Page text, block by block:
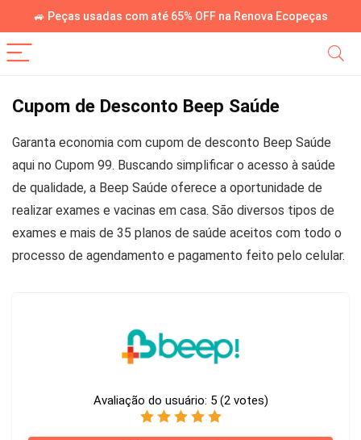
🚙 Peças usadas com até 65% OFF na Renova Ecopeças
Cupom de Desconto Beep Saúde
Garanta economia com cupom de desconto Beep Saúde
aqui no Cupom 99. Buscando simplificar o acesso à saúde
de qualidade, a Beep Saúde oferece a oportunidade de
realizar exames e vacinas em casa. São diversos tipos de
exames e mais de 35 planos de saúde aceitos com todo o
processo de agendamento e pagamento feito pelo celular.
Avaliação do usuário: 5 (2votes)